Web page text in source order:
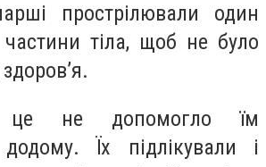
прострілювали один
частини тіла, щоб не було
не допомогло їм
Їх підлікували і